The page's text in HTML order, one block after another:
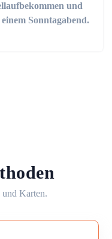
und
Sonntagabend.
Karten.